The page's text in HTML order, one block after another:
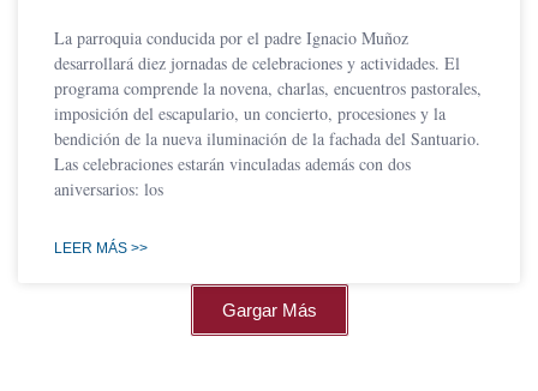
La parroquia conducida por el padre Ignacio Muñoz
desarrollará diez jornadas de celebraciones y actividades. El
programa comprende la novena, charlas, encuentros pastorales,
imposición del escapulario, un concierto, procesiones y la
bendición de la nueva iluminación de la fachada del Santuario.
Las celebraciones estarán vinculadas además con dos
aniversarios: los
LEER MÁS >>
Gargar Más